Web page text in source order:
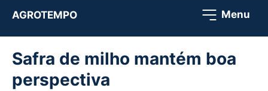
AGROTEMPO Menu
Safra de milho mantém boa
perspectiva